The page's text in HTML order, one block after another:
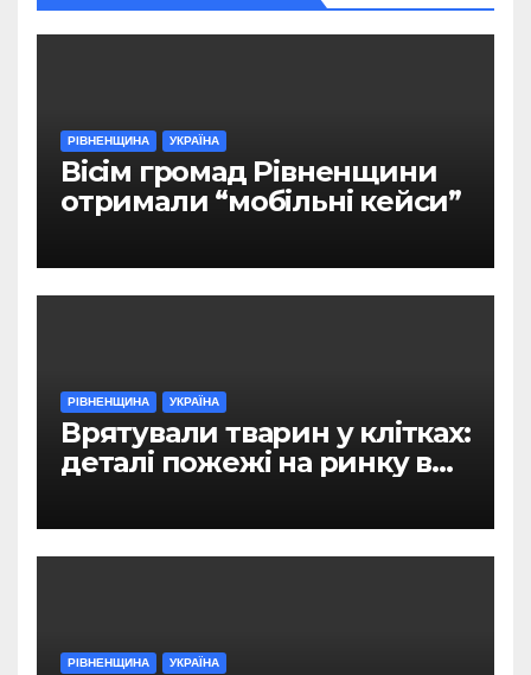
РІВНЕНЩИНА УКРАЇНА
Вісім громад Рівненщини
отримали “мобільні кейси”
РІВНЕНЩИНА УКРАЇНА
Врятували тварин у клітках:
деталі пожежі на ринку в
РІВНЕНЩИНА УКРАЇНА